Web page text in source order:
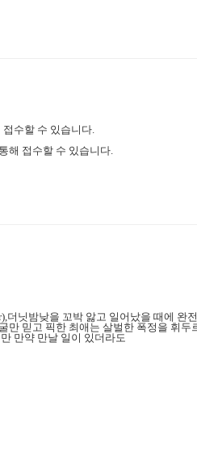
수할 수 있습니다.
해 접수할 수 있습니다.
닛밤낮을 꼬박 앓고 일어났을 때에
믿고 픽한 최애는 살벌한 폭정을 휘
만약 만날 일이 있더라도